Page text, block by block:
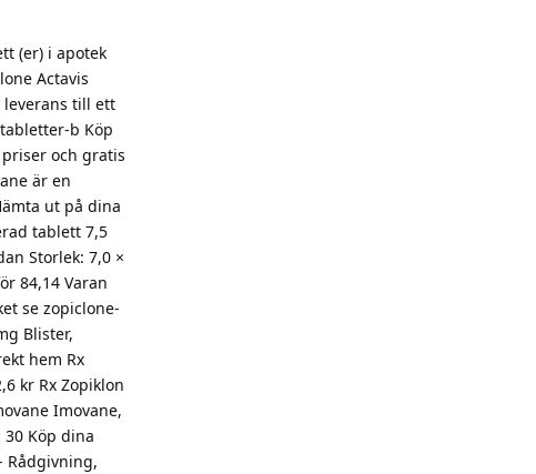
(er) i apotek
Actavis
leverans till ett
b Köp
och gratis
är en
ut på dina
tablett 7,5
Storlek: 7,0 ×
84,14 Varan
se zopiclone-
Blister,
hem Rx
kr Rx Zopiklon
Imovane,
Köp dina
Rådgivning,